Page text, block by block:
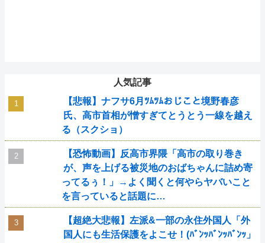
人気記事
【悲報】ナフサ6月ﾂﾑﾂﾑおじこと境野春彦
氏、高市首相が憎すぎてとうとう一線を越え
る（スクショ）
【恐怖動画】反高市界隈「高市の取り巻き
が、声を上げる被災地のおばちゃんに詰め寄
ってるぅ！」→よく聞くと何やらヤバいこと
を言っていると話題に…
【超絶大悲報】左派&一部の永住外国人「外
国人にも生活保護をよこせ！(ﾊﾞﾝｯﾊﾞﾝｯﾊﾞﾝｯ」